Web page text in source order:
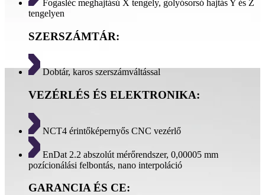
Fogasléc meghajtású X tengely, golyósorsó hajtás Y és Z
tengelyen
SZERSZÁMTÁR:
Dobtár, karos szerszámváltással
VEZÉRLÉS ÉS ELEKTRONIKA:
NCT4 érintőképernyős CNC vezérlő
EnDat 2.2 abszolút mérőrendszer, 0,00005 mm
pozícionálási felbontás, nano interpoláció
GARANCIA ÉS CE: